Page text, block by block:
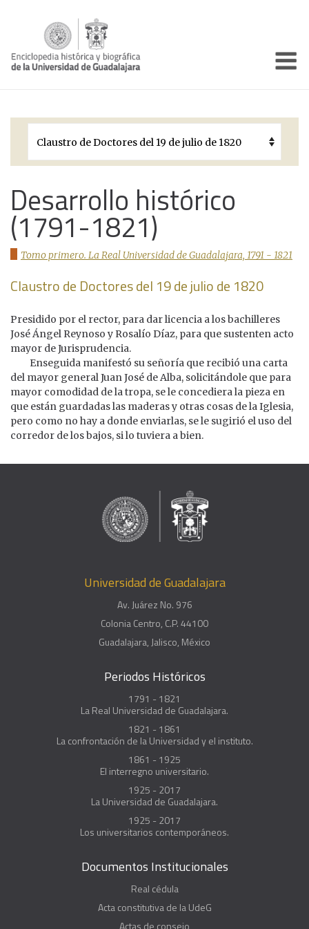
Períodos Históricos
Galería
Documentos institucionales
Desarrollo histórico
(1791-1821)
Tomo primero. La Real Universidad de Guadalajara, 1791 - 1821
Claustro de Doctores del 19 de julio de 1820
Presidido por el rector, para dar licencia a los bachilleres
José Ángel Reynoso y Rosalío Díaz, para que sustenten acto
mayor de Jurisprudencia.
Enseguida manifestó su señoría que recibió una carta
del mayor general Juan José de Alba, solicitándole que para
mayor comodidad de la tropa, se le concediera la pieza en
que están guardadas las maderas y otras cosas de la Iglesia,
pero como no hay a donde enviarlas, se le sugirió el uso del
corredor de los bajos, si lo tuviera a bien.
Universidad de Guadalajara
Av. Juárez No. 976
Colonia Centro, C.P. 44100
Guadalajara, Jalisco, México
Periodos Históricos
1791 - 1821
La Real Universidad de Guadalajara.
1821 - 1861
La confrontación de la Universidad y el instituto.
1861 - 1925
El interregno universitario.
1925 - 2017
La Universidad de Guadalajara.
1925 - 2017
Los universitarios contemporáneos.
Documentos Institucionales
Real cédula
Acta constitutiva de la UdeG
Actas de consejo